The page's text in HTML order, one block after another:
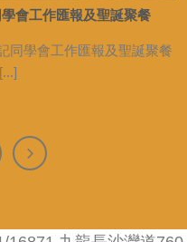
會工作匯報及聖誕聚餐
同學會工作匯報及聖誕聚餐